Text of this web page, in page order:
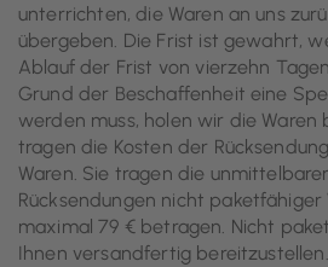
unterrichten, die Waren an uns
übergeben. Die Frist ist gewahrt,
Ablauf der Frist von vierzehn
Grund der Beschaffenheit eine
werden muss, holen wir die Waren
tragen die Kosten der
Waren. Sie tragen die
Rücksendungen nicht paketfähiger
maximal 79 € betragen. Nicht
Ihnen versandfertig